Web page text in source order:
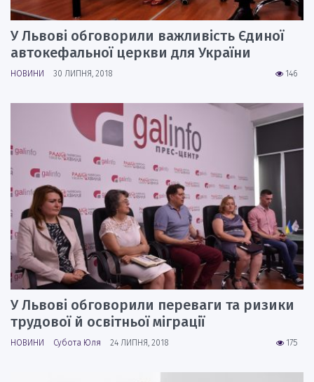
У Львові обговорили важливість Єдиної
автокефальної церкви для України
146
НОВИНИ 30 ЛИПНЯ, 2018
У Львові обговорили переваги та ризики
трудової й освітньої міграції
175
НОВИНИ Субота Юля 24 ЛИПНЯ, 2018